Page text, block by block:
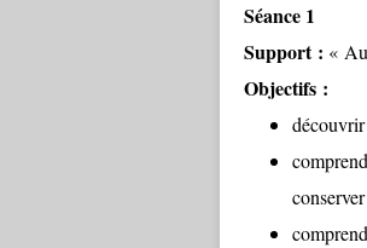
Séance 1
Support : «
Objectifs :